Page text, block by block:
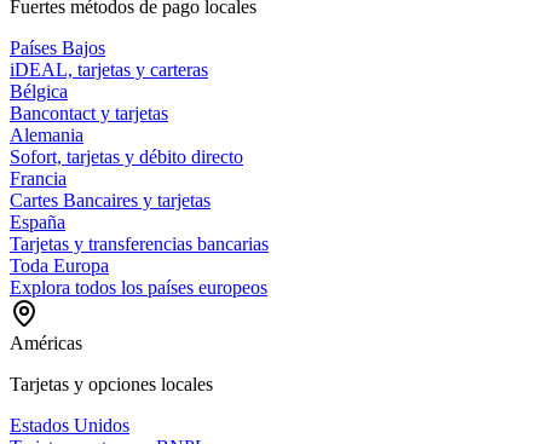
Fuertes métodos de pago locales
Países Bajos
iDEAL, tarjetas y carteras
Bélgica
Bancontact y tarjetas
Alemania
Sofort, tarjetas y débito directo
Francia
Cartes Bancaires y tarjetas
España
Tarjetas y transferencias bancarias
Toda Europa
Explora todos los países europeos
Américas
Tarjetas y opciones locales
Estados Unidos